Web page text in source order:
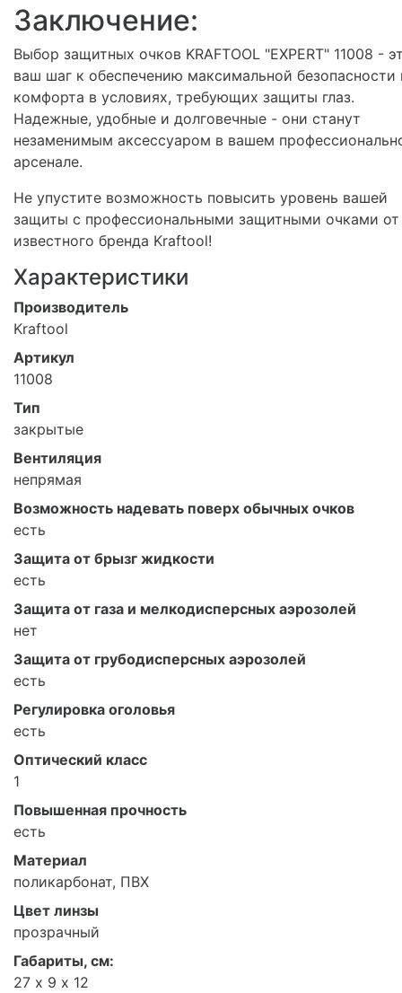
Заключение:
Выбор защитных очков KRAFTOOL "EXPERT" 11008 -
ваш шаг к обеспечению максимальной безопасности
комфорта в условиях, требующих защиты глаз.
Надежные, удобные и долговечные - они станут
незаменимым аксессуаром в вашем
арсенале.
Не упустите возможность повысить уровень вашей
защиты с профессиональными защитными очками от
известного бренда Kraftool!
Характеристики
Производитель
Kraftool
Артикул
11008
Тип
закрытые
Вентиляция
непрямая
Возможность надевать поверх обычных очков
есть
Защита от брызг жидкости
есть
Защита от газа и мелкодисперсных аэрозолей
нет
Защита от грубодисперсных аэрозолей
есть
Регулировка оголовья
есть
Оптический класс
1
Повышенная прочность
есть
Материал
поликарбонат, ПВХ
Цвет линзы
прозрачный
Габариты, см:
27 х 9 х 12